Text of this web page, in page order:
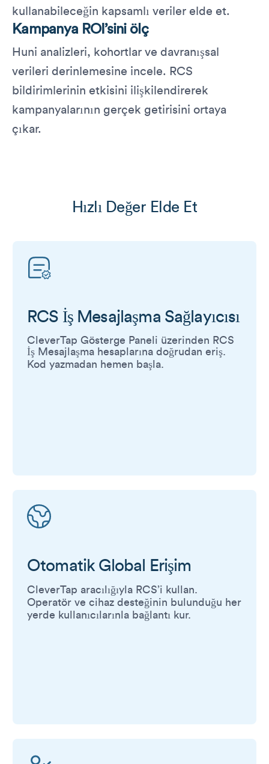
kullanabileceğin kapsamlı veriler elde et.
Kampanya ROI’sini ölç
Huni analizleri, kohortlar ve davranışsal
verileri derinlemesine incele. RCS
bildirimlerinin etkisini ilişkilendirerek
kampanyalarının gerçek getirisini ortaya
çıkar.
Hızlı Değer Elde Et
RCS İş Mesajlaşma Sağlayıcısı
CleverTap Gösterge Paneli üzerinden RCS
İş Mesajlaşma hesaplarına doğrudan eriş.
Kod yazmadan hemen başla.
Otomatik Global Erişim
CleverTap aracılığıyla RCS’i kullan.
Operatör ve cihaz desteğinin bulunduğu her
yerde kullanıcılarınla bağlantı kur.